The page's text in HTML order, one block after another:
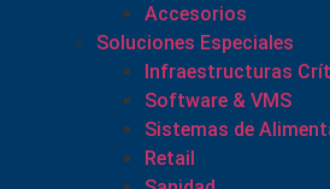
Accesorios
Soluciones Especiales
Infraestructuras
Software & VMS
Sistemas de
Retail